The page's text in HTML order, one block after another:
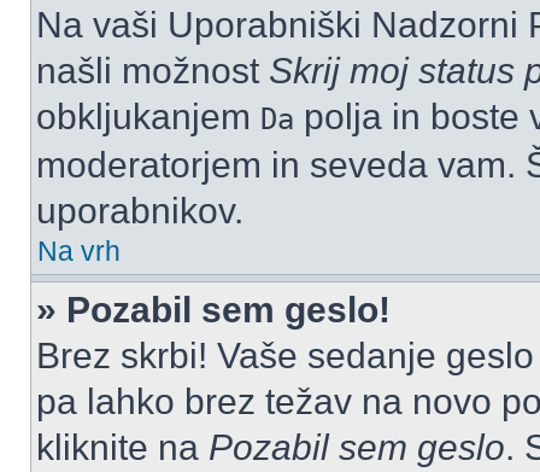
Na vaši Uporabniški Nadzorni
našli možnost Skrij moj status
obkljukanjem Da polja in boste
moderatorjem in seveda vam.
uporabnikov.
Na vrh
» Pozabil sem geslo!
Brez skrbi! Vaše sedanje
pa lahko brez težav na novo
kliknite na Pozabil sem geslo.